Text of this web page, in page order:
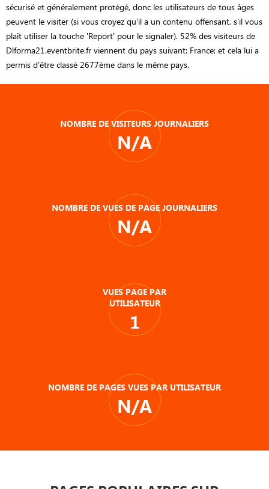
sécurisé et généralement protégé, donc les utilisateurs de tous âges
peuvent le visiter (si vous croyez qu'il a un contenu offensant, s'il vous
plaît utiliser la touche 'Report' pour le signaler). 52% des visiteurs de
Dlforma21.eventbrite.fr viennent du pays suivant: France; et cela lui a
permis d’être classé 2677ème dans le même pays.
NOMBRE DE VISITEURS JOURNALIERS
N/A
NOMBRE DE VUES DE PAGE JOURNALIERS
N/A
VUES PAGE PAR
UTILISATEUR
1
NOMBRE DE PAGES VUES PAR UTILISATEUR
N/A